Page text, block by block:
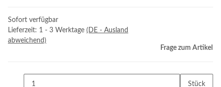
Sofort verfügbar
Lieferzeit: 1 - 3 Werktage (DE - Ausland
abweichend)
Frage zum Artikel
Stück